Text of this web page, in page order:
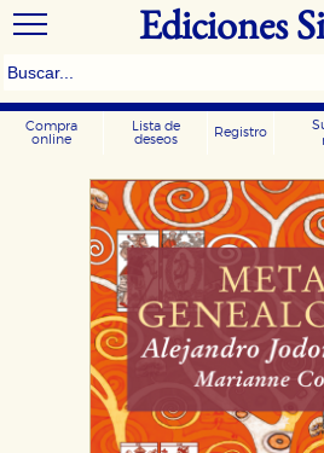
Ediciones
Compra
online
Lista de
deseos
Registro